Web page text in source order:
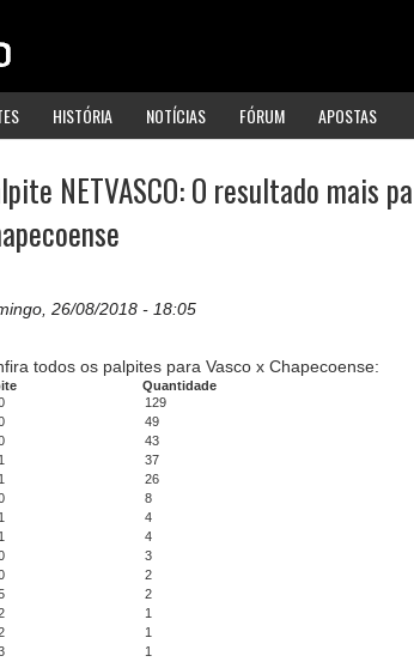
HISTÓRIA NOTÍCIAS FÓRUM APOSTAS
NETVASCO: O resultado mais
26/08/2018 - 18:05
todos os palpites para Vasco x Chapecoense:
Quantidade
129
49
43
37
26
8
4
4
3
2
2
1
1
1